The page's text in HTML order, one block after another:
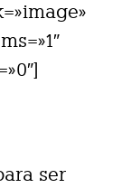
ser